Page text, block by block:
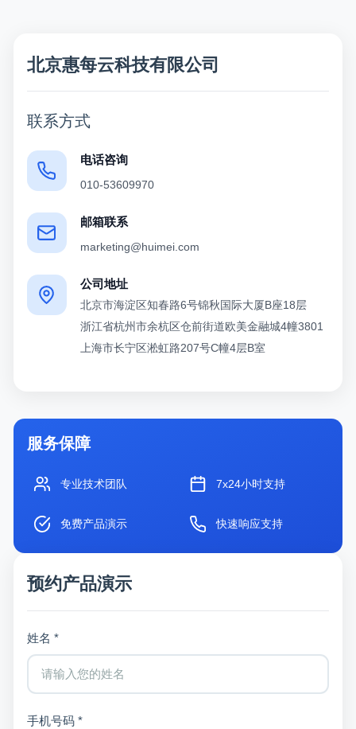
北京惠每云科技有限公司
联系方式
电话咨询
010-53609970
邮箱联系
marketing@huimei.com
公司地址
北京市海淀区知春路6号锦秋国际大厦B座18层
浙江省杭州市余杭区仓前街道欧美金融城4幢3801
上海市长宁区淞虹路207号C幢4层B室
服务保障
专业技术团队 7x24小时支持
免费产品演示 快速响应支持
预约产品演示
姓名 *
手机号码 *